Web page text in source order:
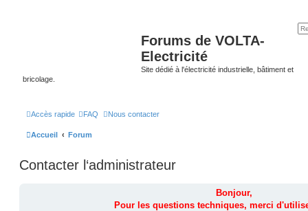
Forums de VOLTA-
Electricité
Site dédié à l'électricité industrielle, bâtiment et
bricolage.
Accès rapide FAQ Nous contacter
Accueil Forum
Contacter l‘administrateur
Bonjour,
Pour les questions techniques, merci